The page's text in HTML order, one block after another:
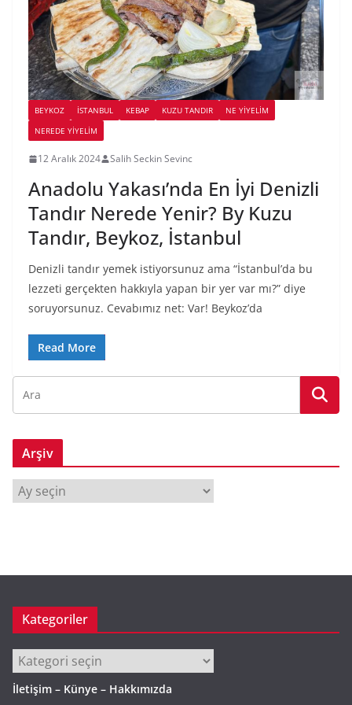
BEYKOZ İSTANBUL KEBAP KUZU TANDIR
NE YİYELİM
NEREDE YİYELİM
12 Aralık 2024 Salih Seckin Sevinc
Anadolu Yakası’nda En İyi Denizli
Tandır Nerede Yenir? By Kuzu
Tandır, Beykoz, İstanbul
Denizli tandır yemek istiyorsunuz ama “İstanbul’da bu
lezzeti gerçekten hakkıyla yapan bir yer var mı?” diye
soruyorsunuz. Cevabımız net: Var! Beykoz’da
Read More
Arşiv
Kategoriler
Kategoriler
İletişim – Künye – Hakkımızda